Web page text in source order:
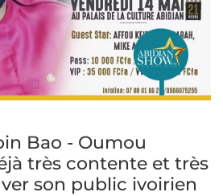
Bao - Oumou
très contente et très
son public ivoirien